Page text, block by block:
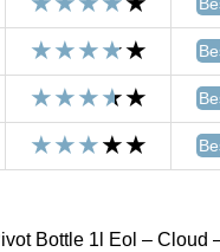
Bottle 1l Eol – Cloud